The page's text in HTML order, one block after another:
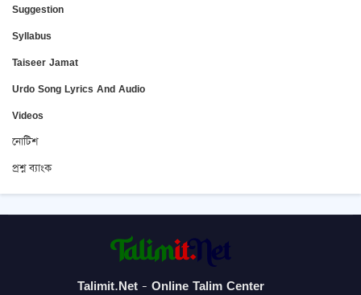
Suggestion
Syllabus
Taiseer Jamat
Urdo Song Lyrics And Audio
Videos
নোটিশ
প্রশ্ন ব্যাংক
Talimit.Net - Online Talim Center